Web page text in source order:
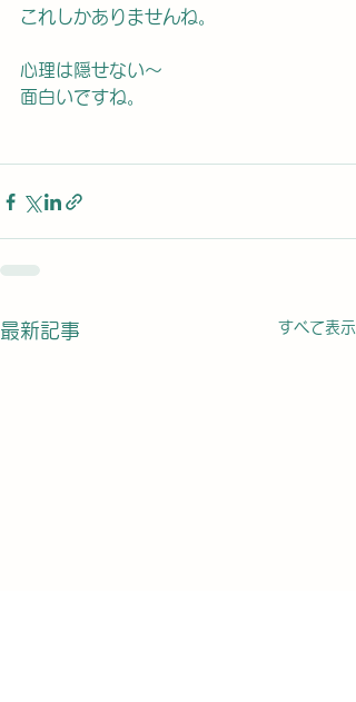
これしかありませんね。
心理は隠せない〜
面白いですね。
最新記事 すべて表示